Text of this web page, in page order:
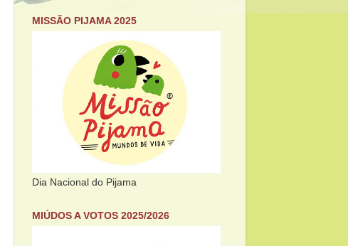
MISSÃO PIJAMA 2025
Dia Nacional do Pijama
MIÚDOS A VOTOS 2025/2026